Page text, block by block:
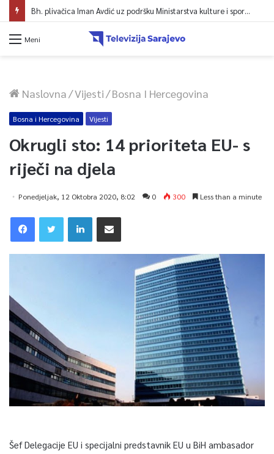
Bh. plivačica Iman Avdić uz podršku Ministarstva kulture i sporta KS kreće na Evropsko prvenstvo i Mediteranske igre
Meni
Naslovna/Vijesti/Bosna I Hercegovina
Bosna i Hercegovina Vijesti
Okrugli sto: 14 prioriteta EU- s
riječi na djela
Ponedjeljak, 12 Oktobra 2020, 8:02 0 300 Less than a minute
Šef Delegacije EU i specijalni predstavnik EU u BiH ambasador